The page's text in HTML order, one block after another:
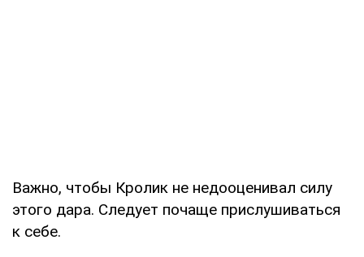
Важно, чтобы Кролик не недооценивал силу
этого дара. Следует почаще прислушиваться
к себе.